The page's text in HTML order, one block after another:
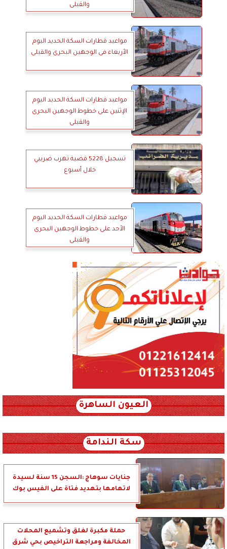
والقبلى
مواعيد قطارات السكة الحديد اليوم
الأربعاء فى الوجهين البحرى والقبلى
مواعيد قطارات السكة الحديد اليوم
الإثنين على خطوط الوجهين البحرى
والقبلى
تسجيل 5228 قضية تهرب ضريبي
خلال أسبوع
مواعيد قطارات السكة الحديد اليوم
الأحد على خطوط الوجهين البحرى
والقبلى
العيون الساهرة
سكة الندامة
جنايات سوهاج :السجن 15 سنة لسيدة
لاتهامها بتهديد فتاة على الفيس بوك
حملة مكبرة لغلق وتشميع المحلات
المخالفة ومراجعة التراخيص بحي شرق